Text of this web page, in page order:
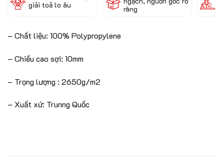
giải toả lo âu
ràng
– Chất liệu: 100% Polypropylene
– Chiều cao sợi: 10mm
– Trọng lượng : 2650g/m2
– Xuất xứ: Trunng Quốc